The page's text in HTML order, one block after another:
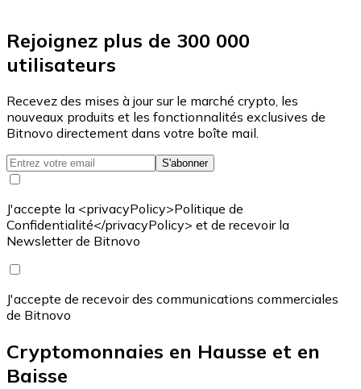
Rejoignez plus de 300 000
utilisateurs
Recevez des mises à jour sur le marché crypto, les
nouveaux produits et les fonctionnalités exclusives de
Bitnovo directement dans votre boîte mail.
S'abonner
J'accepte la <privacyPolicy>Politique de
Confidentialité</privacyPolicy> et de recevoir la
Newsletter de Bitnovo
J'accepte de recevoir des communications commerciales
de Bitnovo
Cryptomonnaies en Hausse et en
Baisse